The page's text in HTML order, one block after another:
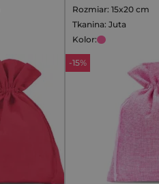
Rozmiar: 15x20 cm
Tkanina: Juta
Kolor:
-15%